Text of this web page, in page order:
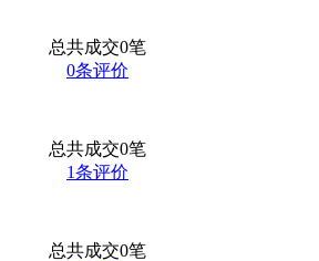
总共成交0笔
0条评价
总共成交0笔
1条评价
总共成交0笔